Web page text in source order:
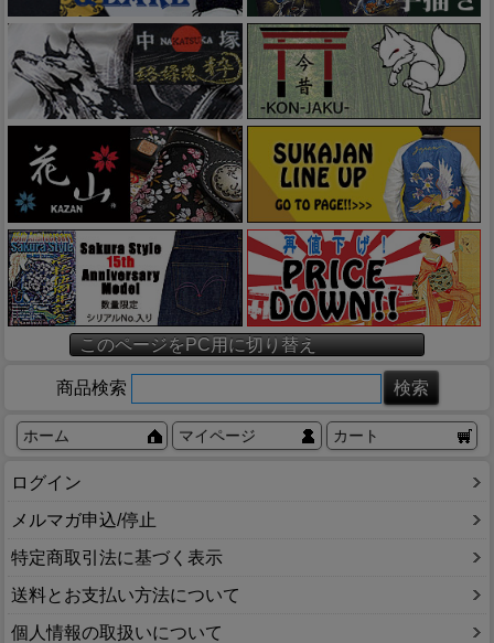
このページをPC用に切り替え
商品検索
ホーム マイページ カート
ログイン
メルマガ申込/停止
特定商取引法に基づく表示
送料とお支払い方法について
個人情報の取扱いについて